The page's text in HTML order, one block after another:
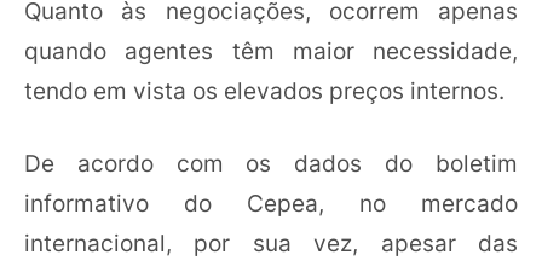
Quanto às negociações, ocorrem apenas
quando agentes têm maior necessidade,
tendo em vista os elevados preços internos.
De acordo com os dados do boletim
informativo do Cepea, no mercado
internacional, por sua vez, apesar das